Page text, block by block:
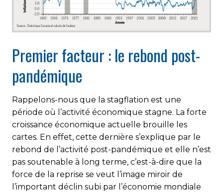
Premier facteur : le rebond post-
pandémique
Rappelons-nous que la stagflation est une
période où l’activité économique stagne. La forte
croissance économique actuelle brouille les
cartes. En effet, cette dernière s’explique par le
rebond de l’activité post-pandémique et elle n’est
pas soutenable à long terme, c’est-à-dire que la
force de la reprise se veut l’image miroir de
l’important déclin subi par l’économie mondiale